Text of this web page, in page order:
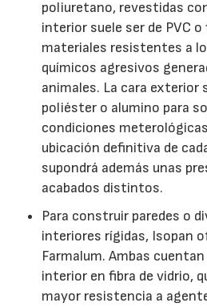
poliuretano, revestidas
interior suele ser de PVC o
materiales resistentes a
químicos agresivos
animales. La cara exterior
poliéster o alumino para
condiciones
ubicación definitiva de
supondrá además unas
acabados distintos.
Para construir paredes o
interiores rígidas, Isopan
Farmalum. Ambas
interior en fibra de vidrio,
mayor resistencia a